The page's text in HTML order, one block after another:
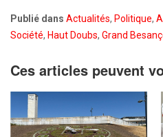
Publié dans Actualités, Politique,
Société, Haut Doubs, Grand
Ces articles peuvent